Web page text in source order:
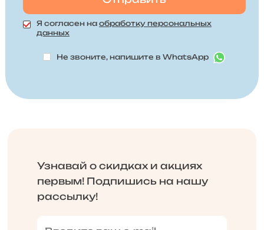
Я согласен на обработку персональных
данных
Не звоните, напишите в WhatsApp
Узнавай о скидках и акциях
первым! Подпишись на нашу
рассылку!